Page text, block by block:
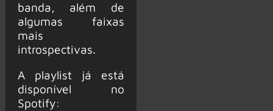
banda, além de
algumas faixas
mais
introspectivas.
A playlist já está
disponível no
Spotify: